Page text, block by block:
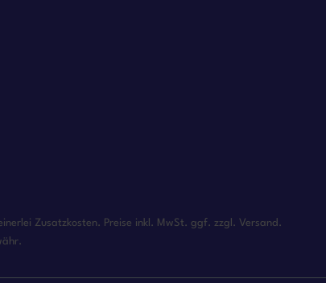
Zusatzkosten. Preise inkl. MwSt. ggf. zzgl. Versand.